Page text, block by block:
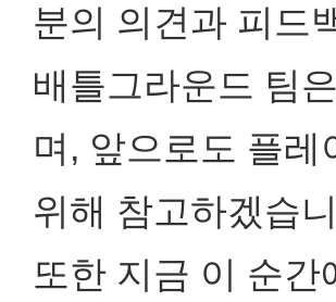
분의 의견과 피드
배틀그라운드 팀
며, 앞으로도 플레
위해 참고하겠습
또한 지금 이 순